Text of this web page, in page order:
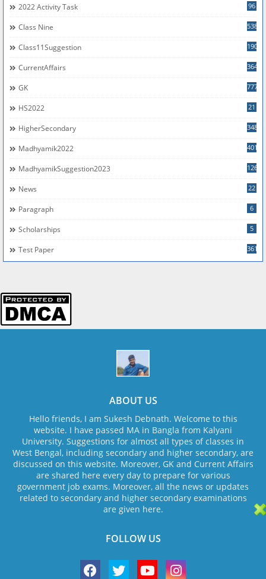
2022 Activity Task 96
Class Nine 538
Class11Suggestion 190
CurrentAffairs 364
GK 777
HS2022 21
HigherSecondary 348
Madhyamik2022 401
MadhyamikSuggestion2023 126
News 22
Paragraph 6
Scholarships 5
Test Paper 361
ABOUT US
Hello friends, I am Sukesh Debnath. Welcome to this
website. I have passed MA in Bangla from Kalyani
University. Suggestions for almost all types of classes in
West Bengal, including secondary and higher secondary, are
discussed on this website. Moreover, GK and Current Affairs
are shared here every day to prepare for various
government job exams. Moreover, all the news or updates
related to secondary and higher secondary examinations
are given here.
FOLLOW US